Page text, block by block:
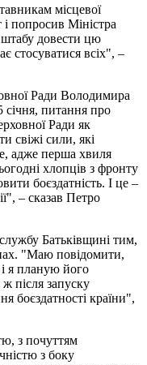
місцевої
і попросив Міністра
довести цю
стосуватися всіх", –
Ради Володимира
питання про
Ради як
свіжі сили, які
адже перша хвиля
хлопців з фронту
боєздатність. І це –
– сказав Петро
Батьківщині тим,
"Маю повідомити,
і я планую його
після запуску
боєздатності країни",
з почуттям
з боку